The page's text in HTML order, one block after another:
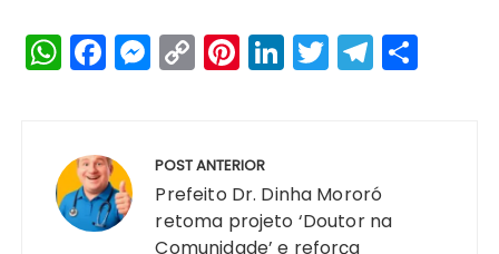
W
h
ts
A
p
F
a
e
b
o
M
e
s
e
n
C
o
y
Li
n
Pi
n
re
st
Li
n
dI
n
T
w
r
T
el
r
a
Post
POST ANTERIOR
Prefeito Dr. Dinha Mororó
retoma projeto ‘Doutor na
Comunidade’ e reforça